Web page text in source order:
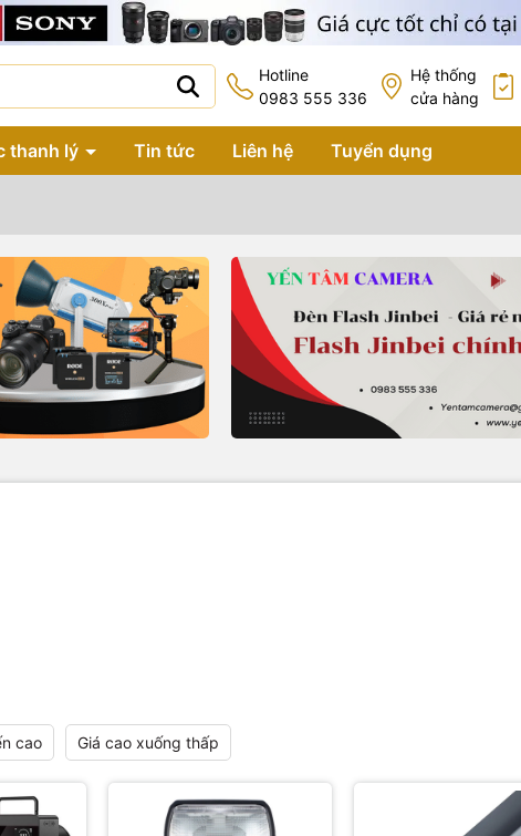
Hotline
0983 555 336
Hệ thống
cửa hàng
thanh lý Tin tức Liên hệ Tuyển dụng
cao Giá cao xuống thấp